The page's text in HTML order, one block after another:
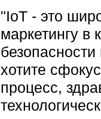
"IoT - это
маркетингу в
хотите
процесс,